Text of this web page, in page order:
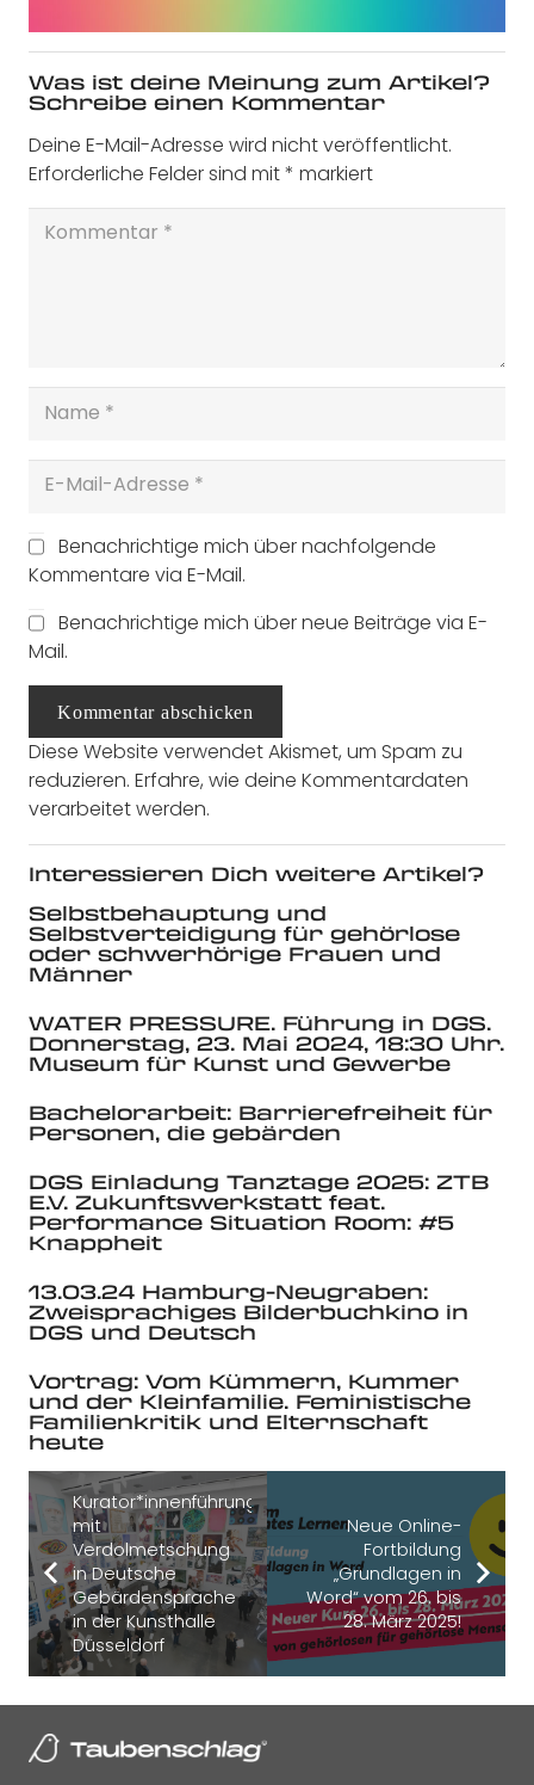
Was ist deine Meinung zum Artikel?
Schreibe einen Kommentar
Deine E-Mail-Adresse wird nicht veröffentlicht.
Erforderliche Felder sind mit* markiert
Benachrichtige mich über nachfolgende
Kommentare via E-Mail.
Benachrichtige mich über neue Beiträge via E-
Mail.
Kommentar abschicken
Diese Website verwendet Akismet, um Spam zu
reduzieren. Erfahre, wie deine Kommentardaten
verarbeitet werden.
Interessieren Dich weitere Artikel?
Selbstbehauptung und
Selbstverteidigung für gehörlose
oder schwerhörige Frauen und
Männer
WATER PRESSURE. Führung in DGS.
Donnerstag, 23. Mai 2024, 18:30 Uhr.
Museum für Kunst und Gewerbe
Bachelorarbeit: Barrierefreiheit für
Personen, die gebärden
DGS Einladung Tanztage 2025: ZTB
E.V. Zukunftswerkstatt feat.
Performance Situation Room: #5
Knappheit
13.03.24 Hamburg-Neugraben:
Zweisprachiges Bilderbuchkino in
DGS und Deutsch
Vortrag: Vom Kümmern, Kummer
und der Kleinfamilie. Feministische
Familienkritik und Elternschaft
heute
Kurator*innenführung
mit
Verdolmetschung
in Deutsche
Gebärdensprache
in der Kunsthalle
Düsseldorf
Neue Online-
Fortbildung
„Grundlagen in
Word“ vom 26. bis
28. März 2025!